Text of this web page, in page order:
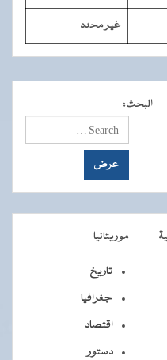
غير محدد
البحث:
موريتانيا
تاريخ
جغرافيا
اقتصاد
دستور